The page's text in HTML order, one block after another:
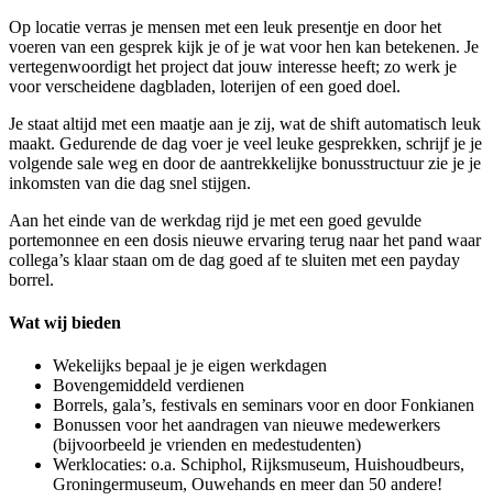
Op locatie verras je mensen met een leuk presentje en door het
voeren van een gesprek kijk je of je wat voor hen kan betekenen. Je
vertegenwoordigt het project dat jouw interesse heeft; zo werk je
voor verscheidene dagbladen, loterijen of een goed doel.
Je staat altijd met een maatje aan je zij, wat de shift automatisch leuk
maakt. Gedurende de dag voer je veel leuke gesprekken, schrijf je je
volgende sale weg en door de aantrekkelijke bonusstructuur zie je je
inkomsten van die dag snel stijgen.
Aan het einde van de werkdag rijd je met een goed gevulde
portemonnee en een dosis nieuwe ervaring terug naar het pand waar
collega’s klaar staan om de dag goed af te sluiten met een payday
borrel.
Wat wij bieden
Wekelijks bepaal je je eigen werkdagen
Bovengemiddeld verdienen
Borrels, gala’s, festivals en seminars voor en door Fonkianen
Bonussen voor het aandragen van nieuwe medewerkers
(bijvoorbeeld je vrienden en medestudenten)
Werklocaties: o.a. Schiphol, Rijksmuseum, Huishoudbeurs,
Groningermuseum, Ouwehands en meer dan 50 andere!